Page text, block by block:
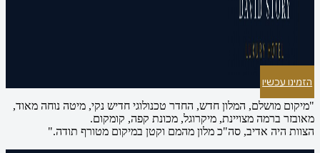
הזמינו עכשיו
"מיקום מושלם, המלון חדש, החדר טכנולוגי חדיש נקי, מיטה נוחה מאוד,
מאובזר ברמה מצויינת, מיקרוגל, מכונת קפה, קומקום.
הצוות היה אדיב, סה"כ מלון מהמם וקטן במיקום מטורף תודה."